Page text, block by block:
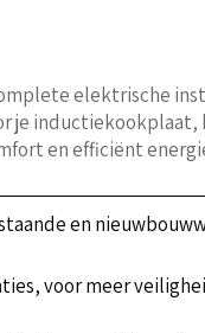
elektrische
je inductiekookplaat,
en efficiënt
en
voor meer